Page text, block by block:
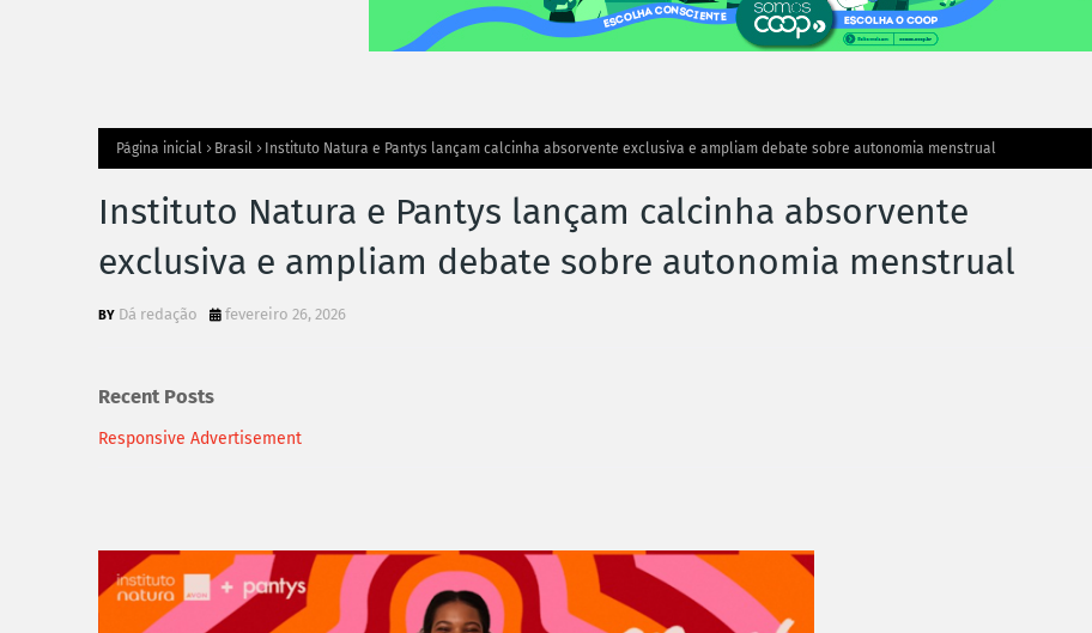
Página inicial Brasil Instituto Natura e Pantys lançam calcinha absorvente exclusiva e ampliam debate sobre autonomia menstrual
Instituto Natura e Pantys lançam calcinha absorvente
exclusiva e ampliam debate sobre autonomia menstrual
Dá redação fevereiro 26, 2026
Recent Posts
Responsive Advertisement